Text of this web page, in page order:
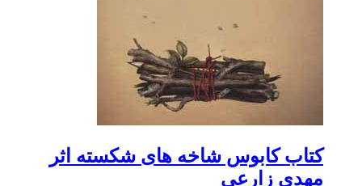
کتاب کابوس شاخه های شکسته اثر
مهدی زارعی